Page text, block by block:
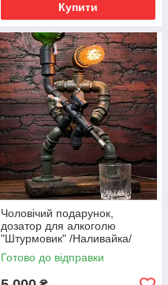
Купити
Чоловічий подарунок,
дозатор для алкоголю
"Штурмовик" /Наливайка/
Подарунок на День
Народження, шефу, босу,
Готово до відправки